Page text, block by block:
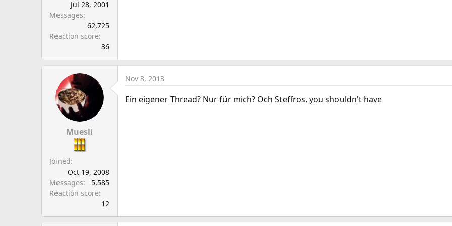
Jul 28, 2001
Messages
62,725
Reaction score
36
Muesli
Joined
Oct 19, 2008
Messages
5,585
Reaction score
12
Nov 3, 2013
Ein eigener Thread? Nur für mich? Och Steffros, you shouldn't have